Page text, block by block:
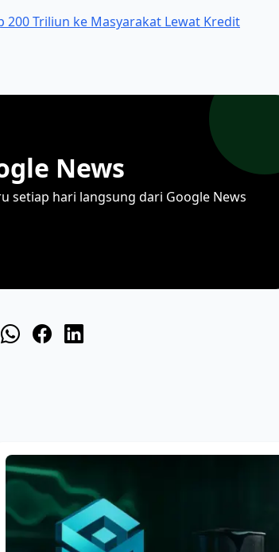
Triliun ke Masyarakat Lewat Kredit
News
setiap hari langsung dari Google News